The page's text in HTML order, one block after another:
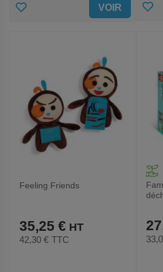
AJOUTER VOIR
Feeling Friends
35,25 €
42,30 € TTC